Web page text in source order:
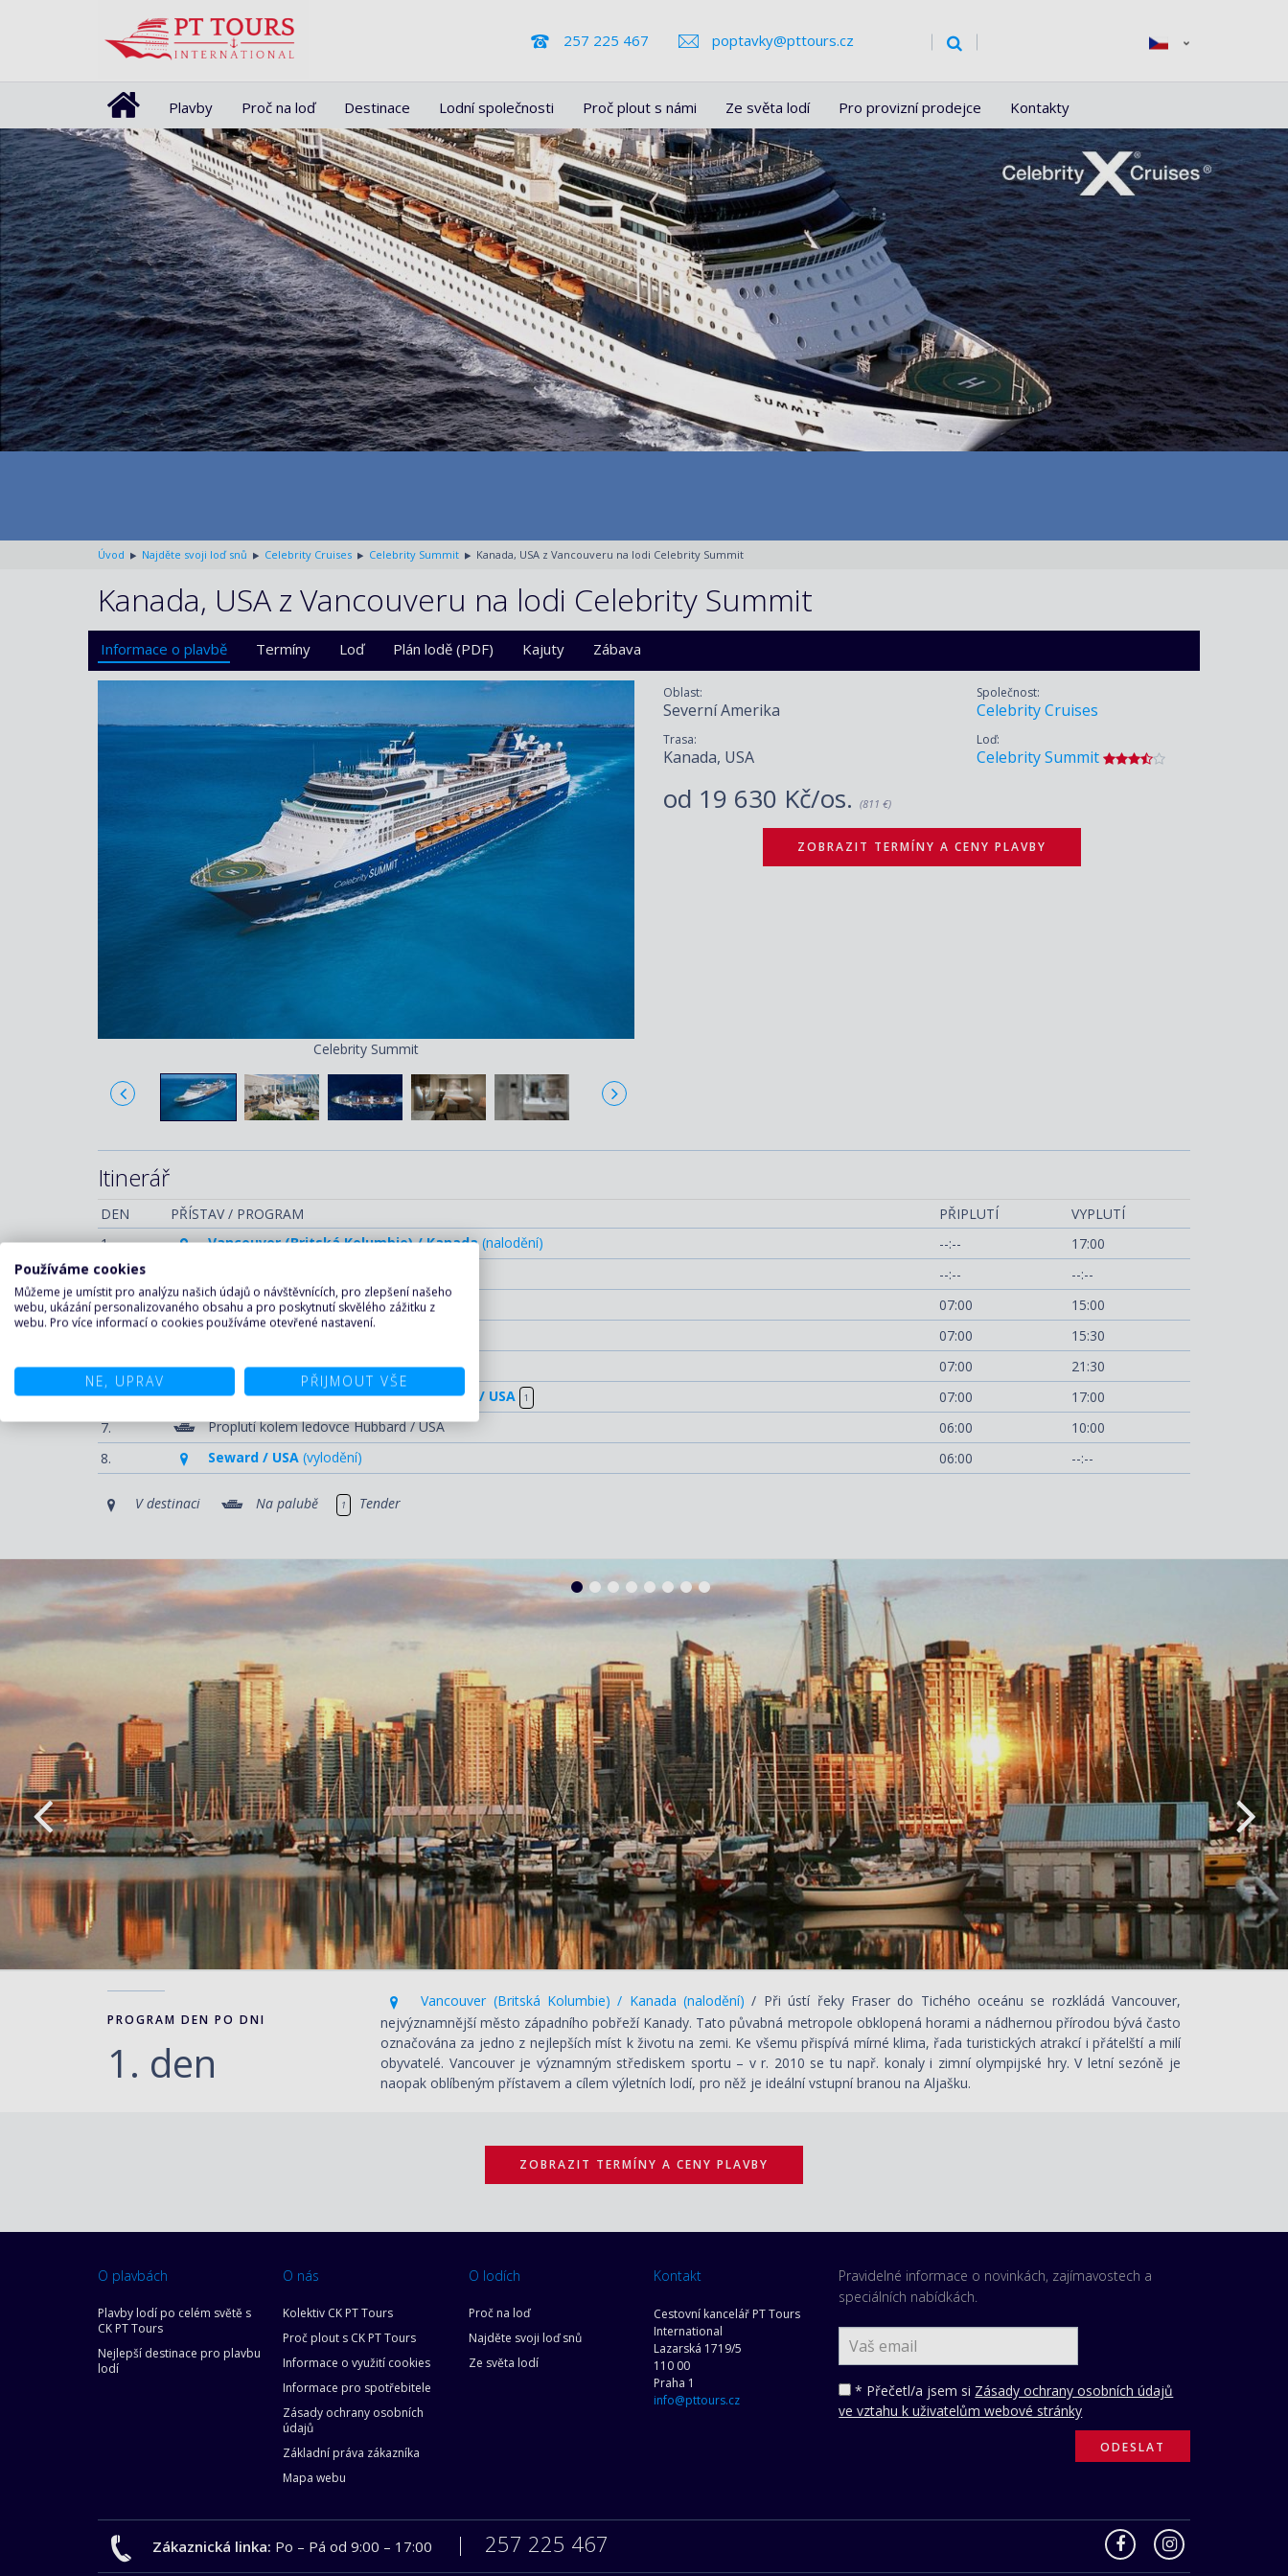
257 225 467 poptavky@pttours.cz
Plavby Proč na loď Destinace Lodní společnosti Proč plout s námi Ze světa lodí Pro provizní prodejce Kontakty
Úvod Najděte svoji loď snů Celebrity Cruises Celebrity Summit Kanada, USA z Vancouveru na lodi Celebrity Summit
Kanada, USA z Vancouveru na lodi Celebrity Summit
Informace o plavbě Termíny Loď Plán lodě (PDF) Kajuty Zábava
Celebrity Summit
Oblast:
Severní Amerika
Trasa:
Kanada, USA
Společnost:
Celebrity Cruises
Loď:
Celebrity Summit
od 19 630 Kč/os. (811 €)
ZOBRAZIT TERMÍNY A CENY PLAVBY
Itinerář
DEN PŘÍSTAV / PROGRAM PŘIPLUTÍ
VYPLUTÍ
1.
Vancouver (Britská Kolumbie) / Kanada(nalodění) --:--
17:00
2.
--:--
--:--
3.
Ketchikan (Aljaška) / USA 07:00
15:00
07:00
15:30
5.
Juneau (Aljaška) / USA 1 07:00
21:30
6.
Icy Strait Point (Alexanderovy ostrovy) / USA 1 07:00
17:00
7.
Proplutí kolem ledovce Hubbard / USA 06:00
10:00
8.
Seward / USA (vylodění) 06:00 --:--
V destinaci Na palubě 1 Tender
PROGRAM DEN PO DNI
1. den
Vancouver (Britská Kolumbie) / Kanada (nalodění)/ Při ústí řeky Fraser do Tichého oceánu se rozkládá Vancouver,
nejvýznamnější město západního pobřeží Kanady. Tato půvabná metropole obklopená horami a nádhernou přírodou bývá často
označována za jedno z nejlepších míst k životu na zemi. Ke všemu přispívá mírné klima, řada turistických atrakcí i přátelští a milí
obyvatelé. Vancouver je významným střediskem sportu – v r. 2010 se tu např. konaly i zimní olympijské hry. V letní sezóně je
naopak oblíbeným přístavem a cílem výletních lodí, pro něž je ideální vstupní branou na Aljašku.
ZOBRAZIT TERMÍNY A CENY PLAVBY
O plavbách
Plavby lodí po celém světě s
CK PT Tours
Nejlepší destinace pro plavbu
lodí
O nás
Kolektiv CK PT Tours
Proč plout s CK PT Tours
Informace o využití cookies
Informace pro spotřebitele
Zásady ochrany osobních
údajů
Základní práva zákazníka
Mapa webu
O lodích
Proč na loď
Najděte svoji loď snů
Ze světa lodí
Kontakt
Cestovní kancelář PT Tours
International
Lazarská 1719/5
110 00
Praha 1
info@pttours.cz
Pravidelné informace o novinkách, zajímavostech a
speciálních nabídkách.
* Přečetl/a jsem si Zásady ochrany osobních údajů
ve vztahu k uživatelům webové stránky
Zákaznická linka: Po – Pá od 9:00 – 17:00 257 225 467
Používáme cookies
Můžeme je umístit pro analýzu našich údajů o návštěvnících, pro zlepšení našeho
webu, ukázání personalizovaného obsahu a pro poskytnutí skvělého zážitku z
webu. Pro více informací o cookies používáme otevřené nastavení.
NE, UPRAV PŘIJMOUT VŠE